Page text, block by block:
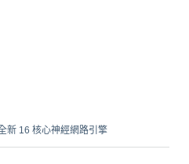
新 16 核心神經網路引擎